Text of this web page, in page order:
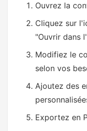
Ouvrez la
Cliquez sur
"Ouvrir dans
Modifiez le
selon vos
Ajoutez des
Exportez en